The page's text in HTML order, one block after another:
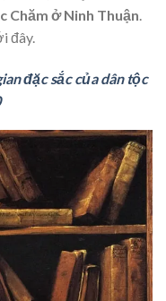
Chăm ở Ninh Thuận
đây.
đặc sắc của dân tộc